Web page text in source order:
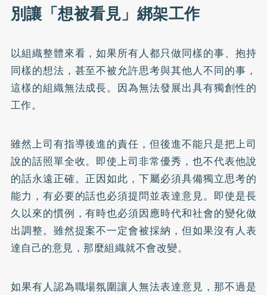
別讓「想被看見」綁架工作
以組織整體來看，如果所有人都只做同樣的事、抱持
同樣的想法，甚至不被允許思考與其他人不同的事，
這樣的組織無法成長。因為無法發展出具有獨創性的
工作。
雖然上司有指導後進的責任，但後進不能只是把上司
說的話照單全收。即使上司非常優秀，也不代表他說
的話永遠正確。正因如此，下屬必須具備獨立思考的
能力，有必要的話也必須提問並表達意見。即使是長
久以來的慣例，有時也必須因應時代和社會的變化做
出調整。雖然提案不一定會被採納，但如果沒有人表
達自己的意見，那麼組織就不會改變。
如果有人認為職場氛圍讓人無法表達意見，那不過是